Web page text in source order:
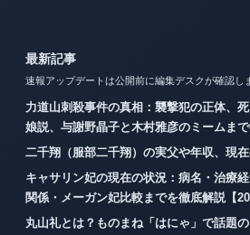
最新記事
速報アップデートは公開前に編集デスクが確認し
力道山刺殺事件の真相：襲撃犯の正体、
娘説、与謝野晶子と木村雅彦のミームま
二千翔（服部二千翔）の実父や年収、現
キャサリン妃の現在の状況：病名・治療
関係・メーガン妃比較までを徹底解説【
丸山礼とは？ものまね「はにゃ」で話題